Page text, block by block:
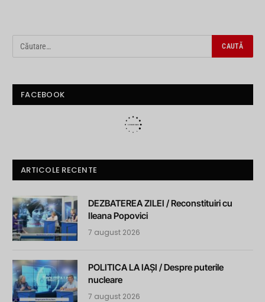
FACEBOOK
ARTICOLE RECENTE
DEZBATEREA ZILEI / Reconstituiri cu
Ileana Popovici
7 august 2026
POLITICA LA IAȘI / Despre puterile
nucleare
7 august 2026